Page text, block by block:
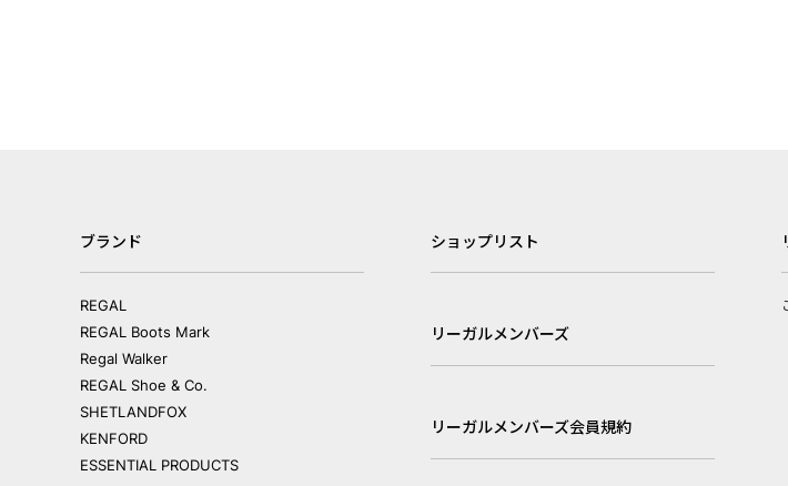
ブランド
REGAL
REGAL Boots Mark
Regal Walker
REGAL Shoe & Co.
SHETLANDFOX
KENFORD
ESSENTIAL PRODUCTS
ショップリスト
リーガルメンバーズ
リーガルメンバーズ会員規約